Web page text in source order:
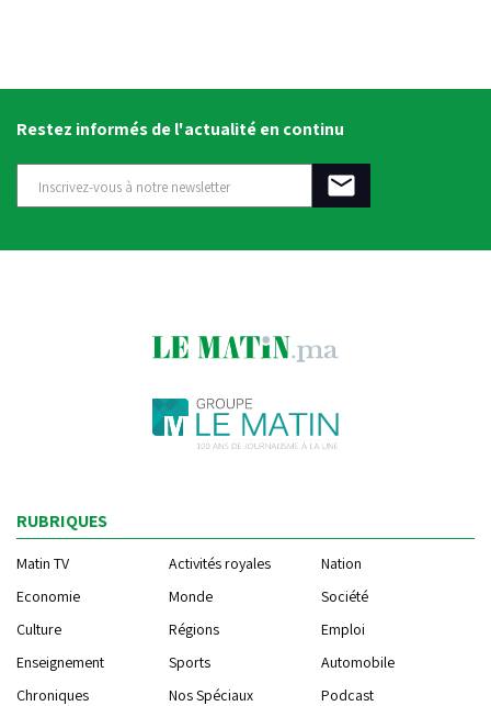
Restez informés de l'actualité en continu
RUBRIQUES
Matin TV Activités royales
Nation
Economie
Monde
Société
Culture
Régions
Emploi
Enseignement
Sports
Automobile
Chroniques
Nos Spéciaux Podcast